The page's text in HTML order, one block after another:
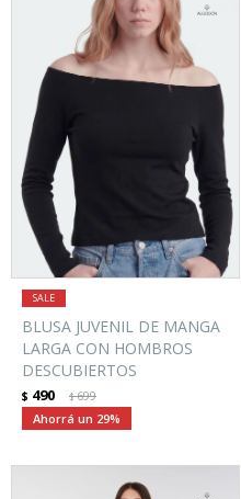
BLUSA JUVENIL DE MANGA
LARGA CON HOMBROS
DESCUBIERTOS
$ 490 $699
29